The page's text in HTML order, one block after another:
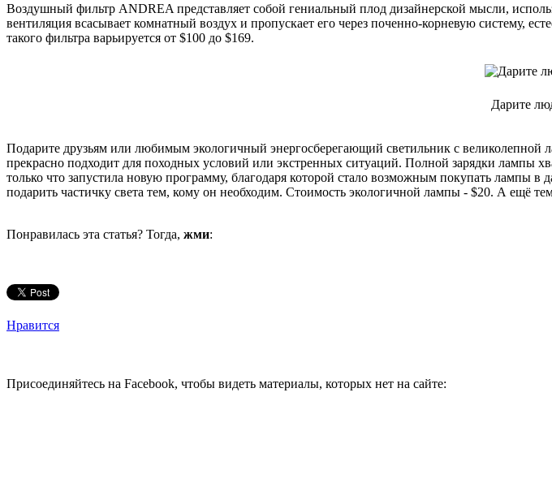
Воздушный фильтр ANDREA представляет собой гениальный плод дизайнерской мысли,
вентиляция всасывает комнатный воздух и пропускает его через поченно-корневую систему,
такого фильтра варьируется от $100 до $169.
Дарите
Подарите друзьям или любимым экологичный энергосберегающий светильник с
прекрасно подходит для походных условий или экстренных ситуаций. Полной зарядки лампы
только что запустила новую программу, благодаря которой стало возможным покупать
подарить частичку света тем, кому он необходим. Стоимость экологичной лампы - $20. А ещё
Понравилась эта статья? Тогда, жми:
Нравится
Присоединяйтесь на Facebook, чтобы видеть материалы, которых нет на сайте: